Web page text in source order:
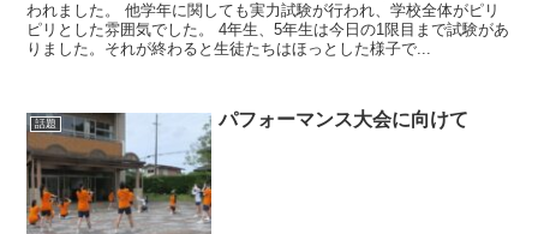
われました。 他学年に関しても実力試験が行われ、学校全体がピリ
ピリとした雰囲気でした。 4年生、5年生は今日の1限目まで試験があ
りました。それが終わると生徒たちはほっとした様子で...
話題 パフォーマンス大会に向けて